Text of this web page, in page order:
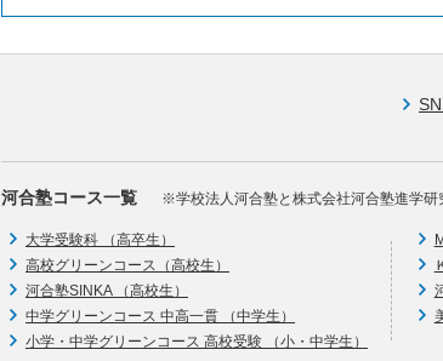
河合塾コース一覧 ※学校法人河合塾と株式会社河合塾進学研
大学受験科 （高卒生）
高校グリーンコース（高校生）
河合塾SINKA （高校生）
中学グリーンコース 中高一貫 （中学生）
小学・中学グリーンコース 高校受験 （小・中学生）